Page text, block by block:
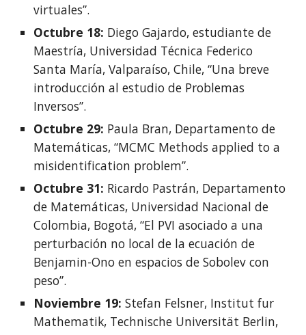
virtuales”.
Octubre 18: Diego Gajardo, estudiante de
Maestría, Universidad Técnica Federico
Santa María, Valparaíso, Chile, “Una breve
introducción al estudio de Problemas
Inversos”.
Octubre 29: Paula Bran, Departamento de
Matemáticas, “MCMC Methods applied to a
misidentification problem”.
Octubre 31: Ricardo Pastrán, Departamento
de Matemáticas, Universidad Nacional de
Colombia, Bogotá, “El PVI asociado a una
perturbación no local de la ecuación de
Benjamin-Ono en espacios de Sobolev con
peso”.
Noviembre 19: Stefan Felsner, Institut fur
Mathematik, Technische Universität Berlin,